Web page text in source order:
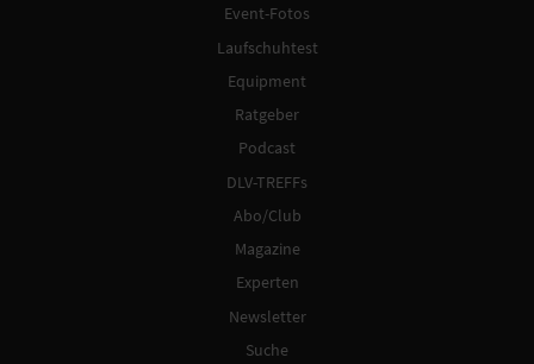
Event-Fotos
Laufschuhtest
Equipment
Ratgeber
Podcast
DLV-TREFFs
Abo/Club
Magazine
Experten
Newsletter
Suche